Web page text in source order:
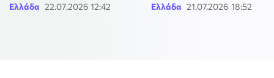
Ελλάδα 22.07.2026 12:42 Ελλάδα 21.07.2026 18:52